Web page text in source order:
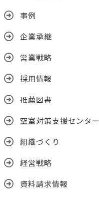
事例
企業承継
営業戦略
採用情報
推薦図書
空室対策支援センター
組織づくり
経営戦略
資料請求情報